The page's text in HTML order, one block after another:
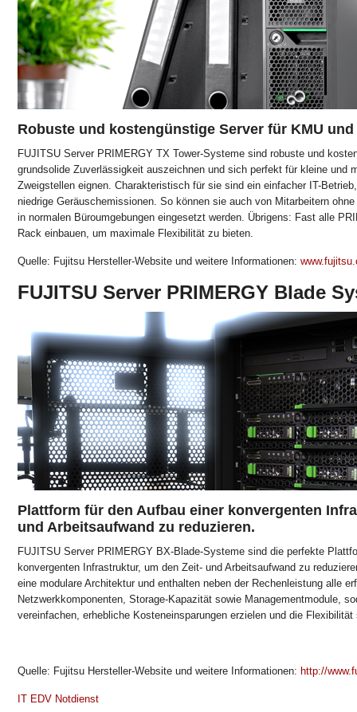
Robuste und kostengünstige Server für KMU
FUJITSU Server PRIMERGY TX Tower-Systeme sind robuste und
grundsolide Zuverlässigkeit auszeichnen und sich perfekt für kleine und
Zweigstellen eignen. Charakteristisch für sie sind ein einfacher IT-
niedrige Geräuschemissionen. So können sie auch von Mitarbeitern
in normalen Büroumgebungen eingesetzt werden. Übrigens: Fast alle
Rack einbauen, um maximale Flexibilität zu bieten.
Quelle: Fujitsu Hersteller-Website und weitere Informationen:
FUJITSU Server PRIMERGY Blade
Plattform für den Aufbau einer konvergenten
und Arbeitsaufwand zu reduzieren.
FUJITSU Server PRIMERGY BX-Blade-Systeme sind die perfekte
konvergenten Infrastruktur, um den Zeit- und Arbeitsaufwand zu
eine modulare Architektur und enthalten neben der Rechenleistung alle
Netzwerkkomponenten, Storage-Kapazität sowie Managementmodule,
vereinfachen, erhebliche Kosteneinsparungen erzielen und die Flexibilität
Quelle: Fujitsu Hersteller-Website und weitere Informationen: http://
IT EDV Notdienst